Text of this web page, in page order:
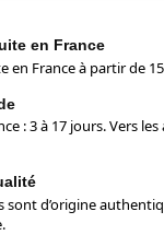
en France
en France à partir de
: 3 à 17 jours. Vers
sont d’origine